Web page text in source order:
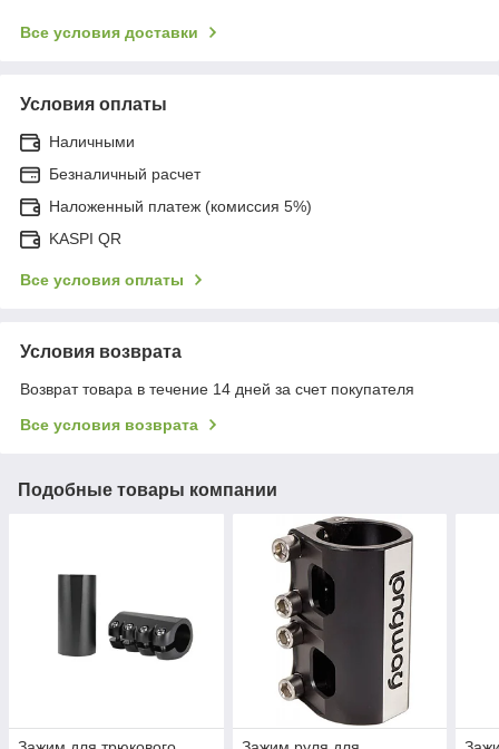
Все условия доставки
Условия оплаты
Наличными
Безналичный расчет
Наложенный платеж (комиссия 5%)
KASPI QR
Все условия оплаты
Условия возврата
Возврат товара в течение 14 дней за счет покупателя
Все условия возврата
Подобные товары компании